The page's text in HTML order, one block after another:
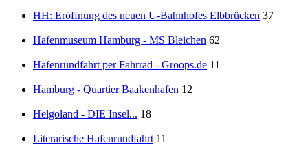
HH: Eröffnung des neuen U-Bahnhofes Elbbrücken 37
Hafenmuseum Hamburg - MS Bleichen 62
Hafenrundfahrt per Fahrrad - Groops.de 11
Hamburg - Quartier Baakenhafen 12
Helgoland - DIE Insel... 18
Literarische Hafenrundfahrt 11